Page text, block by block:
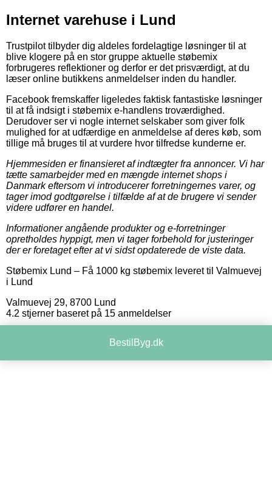
Internet varehuse i Lund
Trustpilot tilbyder dig aldeles fordelagtige løsninger til at
blive klogere på en stor gruppe aktuelle støbemix
forbrugeres reflektioner og derfor er det prisværdigt, at du
læser online butikkens anmeldelser inden du handler.
Facebook fremskaffer ligeledes faktisk fantastiske løsninger
til at få indsigt i støbemix e-handlens troværdighed.
Derudover ser vi nogle internet selskaber som giver folk
mulighed for at udfærdige en anmeldelse af deres køb, som
tillige må bruges til at vurdere hvor tilfredse kunderne er.
Hjemmesiden er finansieret af indtægter fra annoncer. Vi har
tætte samarbejder med en mængde internet shops i
Danmark eftersom vi introducerer forretningernes varer, og
tager imod godtgørelse i tilfælde af at de brugere vi sender
videre udfører en handel.
Informationer angående produkter og e-forretninger
opretholdes hyppigt, men vi tager forbehold for justeringer
der er foretaget efter at vi sidst opdaterede de viste data.
Støbemix Lund – Få 1000 kg støbemix leveret til Valmuevej
i Lund
Valmuevej 29, 8700 Lund
4.2 stjerner baseret på 15 anmeldelser
BestilByg.dk